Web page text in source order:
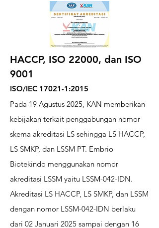
HACCP, ISO 22000, dan ISO
9001
ISO/IEC 17021-1:2015
Pada 19 Agustus 2025, KAN memberikan
kebijakan terkait penggabungan nomor
skema akreditasi LS sehingga LS HACCP,
LS SMKP, dan LSSM PT. Embrio
Biotekindo menggunakan nomor
akreditasi LSSM yaitu LSSM-042-IDN.
Akreditasi LS HACCP, LS SMKP, dan LSSM
dengan nomor LSSM-042-IDN berlaku
dari 02 Januari 2025 sampai dengan 16